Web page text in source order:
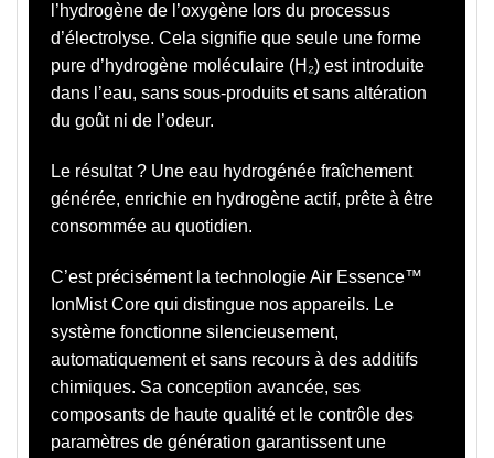
l’hydrogène de l’oxygène lors du processus
d’électrolyse. Cela signifie que seule une forme
pure d’hydrogène moléculaire (H₂) est introduite
dans l’eau, sans sous-produits et sans altération
du goût ni de l’odeur.
Le résultat ?Une eau hydrogénée fraîchement
générée, enrichie en hydrogène actif, prête à être
consommée au quotidien.
C’est précisément la technologie Air Essence™
IonMist Core qui distingue nos appareils. Le
système fonctionne silencieusement,
automatiquement et sans recours à des additifs
chimiques. Sa conception avancée, ses
composants de haute qualité et le contrôle des
paramètres de génération garantissent une